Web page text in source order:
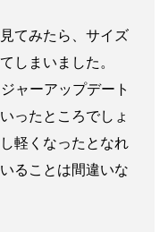
てみたら、サイズ
しまいました。
ャーアップデート
ったところでしょ
軽くなったとなれ
ることは間違いな